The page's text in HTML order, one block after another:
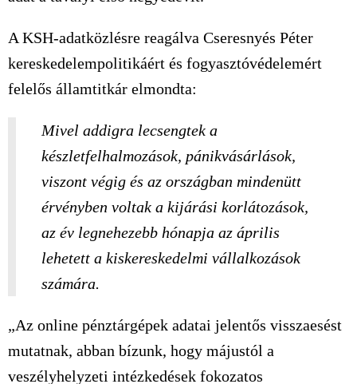
A KSH-adatközlésre reagálva Cseresnyés Péter
kereskedelempolitikáért és fogyasztóvédelemért
felelős államtitkár elmondta:
Mivel addigra lecsengtek a
készletfelhalmozások, pánikvásárlások,
viszont végig és az országban mindenütt
érvényben voltak a kijárási korlátozások,
az év legnehezebb hónapja az április
lehetett a kiskereskedelmi vállalkozások
számára.
„Az online pénztárgépek adatai jelentős visszaesést
mutatnak, abban bízunk, hogy májustól a
veszélyhelyzeti intézkedések fokozatos